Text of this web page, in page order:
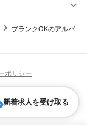
丹波篠山市
川辺郡多可郡加古郡
駅宝殿駅曽根駅
）・バーテンダー
ャー）
人活躍中
ブランクOKのアルバ
新着求人を受け取る
ポリシー